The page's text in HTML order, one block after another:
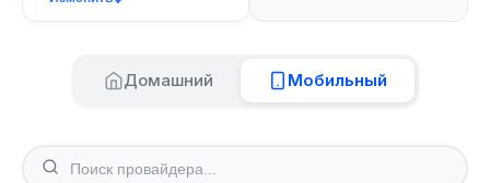
Домашний Мобильный